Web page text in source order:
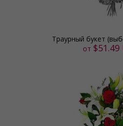
Траурный букет
от $51.49